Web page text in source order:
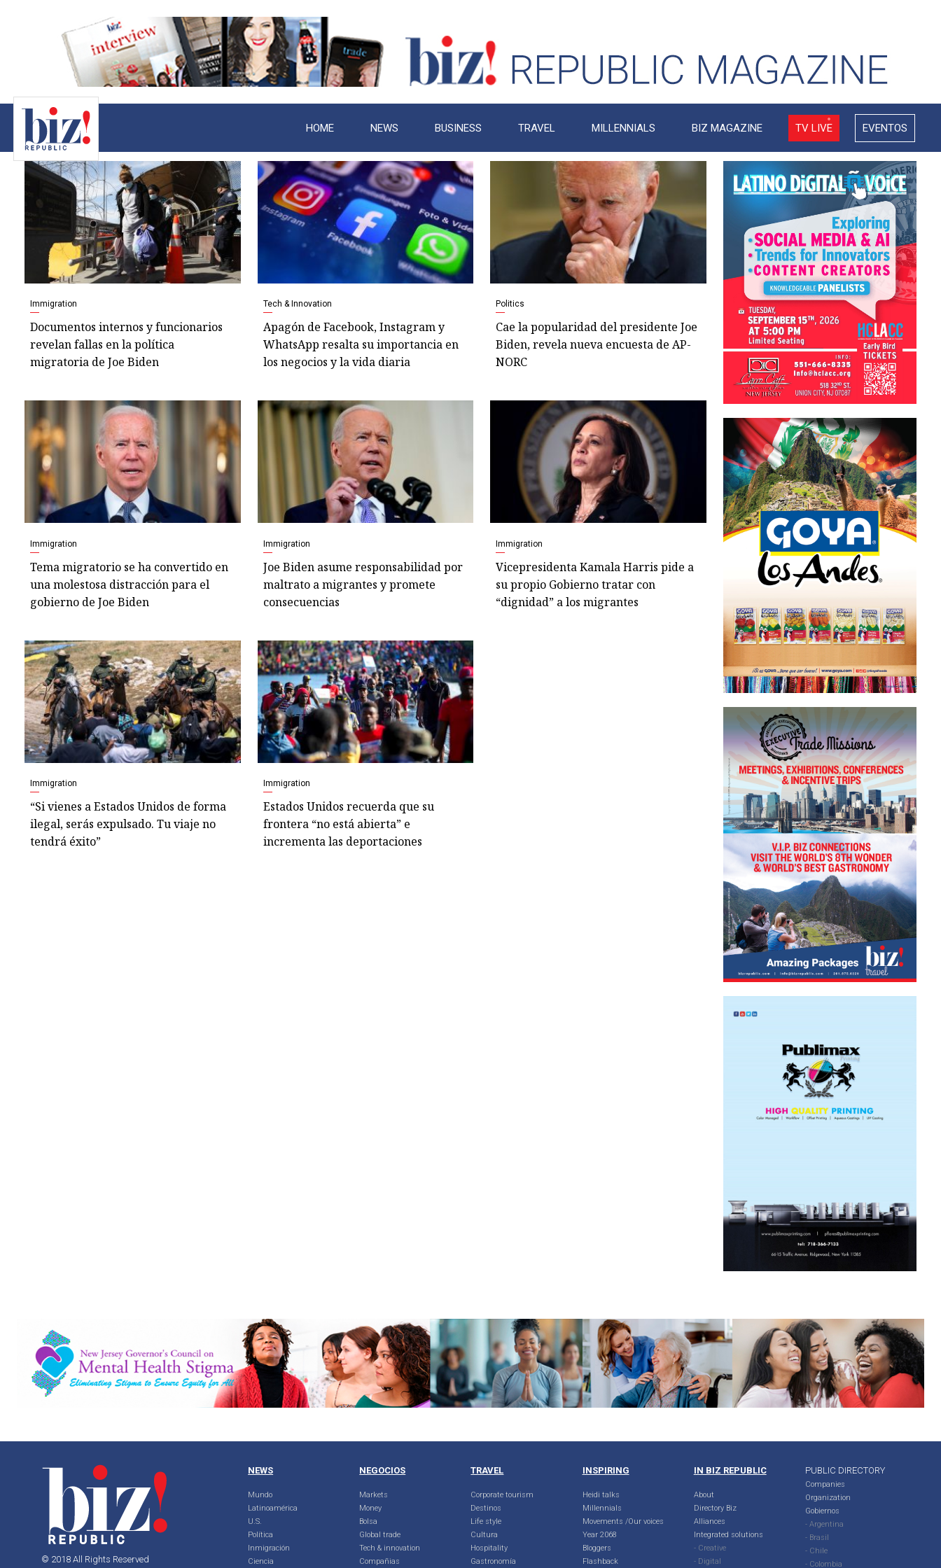
HOME NEWS BUSINESS TRAVEL MILLENNIALS BIZ MAGAZINE TV LIVE EVENTOS
Immigration
Documentos internos y funcionarios
revelan fallas en la política
migratoria de Joe Biden
Tech & Innovation
Apagón de Facebook, Instagram y
WhatsApp resalta su importancia en
los negocios y la vida diaria
Politics
Cae la popularidad del presidente Joe
Biden, revela nueva encuesta de AP-
NORC
Immigration
Tema migratorio se ha convertido en
una molestosa distracción para el
gobierno de Joe Biden
Immigration
Joe Biden asume responsabilidad por
maltrato a migrantes y promete
consecuencias
Immigration
Vicepresidenta Kamala Harris pide a
su propio Gobierno tratar con
“dignidad” a los migrantes
Immigration
“Si vienes a Estados Unidos de forma
ilegal, serás expulsado. Tu viaje no
tendrá éxito”
Immigration
Estados Unidos recuerda que su
frontera “no está abierta” e
incrementa las deportaciones
© 2018 All Rights Reserved
NEWS
Mundo
Latinoamérica
U.S.
Política
Inmigración
Ciencia
NEGOCIOS
Markets
Money
Bolsa
Global trade
Tech & innovation
Compañias
TRAVEL
Corporate tourism
Destinos
Life style
Cultura
Hospitality
Gastronomía
INSPIRING
Heidi talks
Millennials
Movements /Our voices
Year 2068
Bloggers
Flashback
IN BIZ REPUBLIC
About
Directory Biz
Alliances
Integrated solutions
- Creative
- Digital
PUBLIC DIRECTORY
Companies
Organization
Gobiernos
- Argentina
- Brasil
- Chile
- Colombia